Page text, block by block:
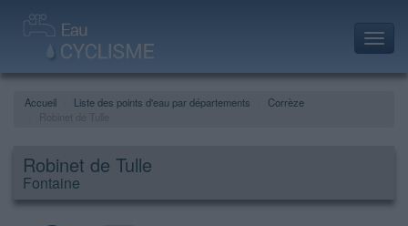
Accueil Liste des points d'eau par départements
Corrèze
Robinet de Tulle
Fontaine